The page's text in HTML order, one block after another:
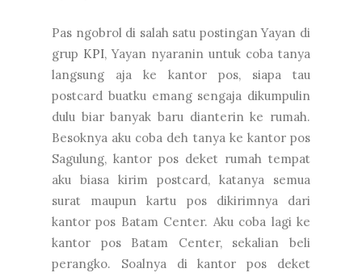
Pas ngobrol di salah satu postingan Yayan di
grup KPI, Yayan nyaranin untuk coba tanya
langsung aja ke kantor pos, siapa tau
postcard buatku emang sengaja dikumpulin
dulu biar banyak baru dianterin ke rumah.
Besoknya aku coba deh tanya ke kantor pos
Sagulung, kantor pos deket rumah tempat
aku biasa kirim postcard, katanya semua
surat maupun kartu pos dikirimnya dari
kantor pos Batam Center. Aku coba lagi ke
kantor pos Batam Center, sekalian beli
perangko. Soalnya di kantor pos deket